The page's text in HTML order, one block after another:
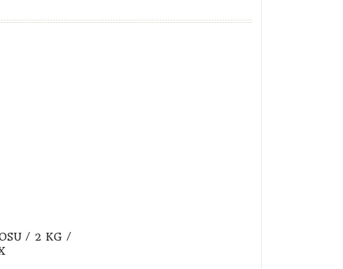
/ 2 KG /